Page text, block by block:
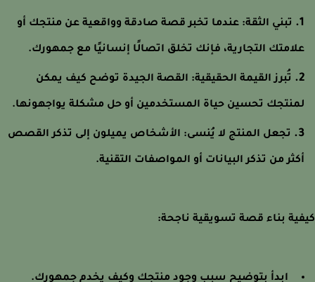
تبني الثقة:عندما تخبر قصة صادقة وواقعية عن منتجك أو
التجارية، فإنك تخلق اتصالًا إنسانيًا مع جمهورك.
تُبرز القيمة الحقيقية:القصة الجيدة توضح كيف يمكن
تحسين حياة المستخدمين أو حل مشكلة يواجهونها.
تجعل المنتج لا يُنسى:الأشخاص يميلون إلى تذكر القصص
من تذكر البيانات أو المواصفات التقنية.
بناء قصة تسويقية ناجحة:
ابدأ بتوضيح سبب وجود منتجك وكيف يخدم جمهورك.